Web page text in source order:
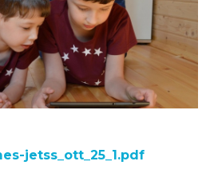
jetss_ott_25_1.pdf